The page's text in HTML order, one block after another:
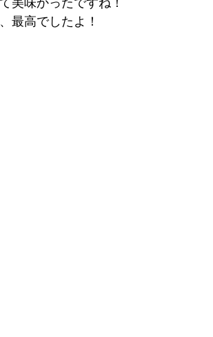
美味かったですね！
最高でしたよ！